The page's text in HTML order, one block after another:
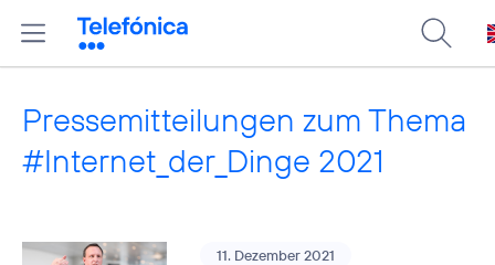
Pressemitteilungen zum Thema
#Internet_der_Dinge 2021
11. Dezember 2021